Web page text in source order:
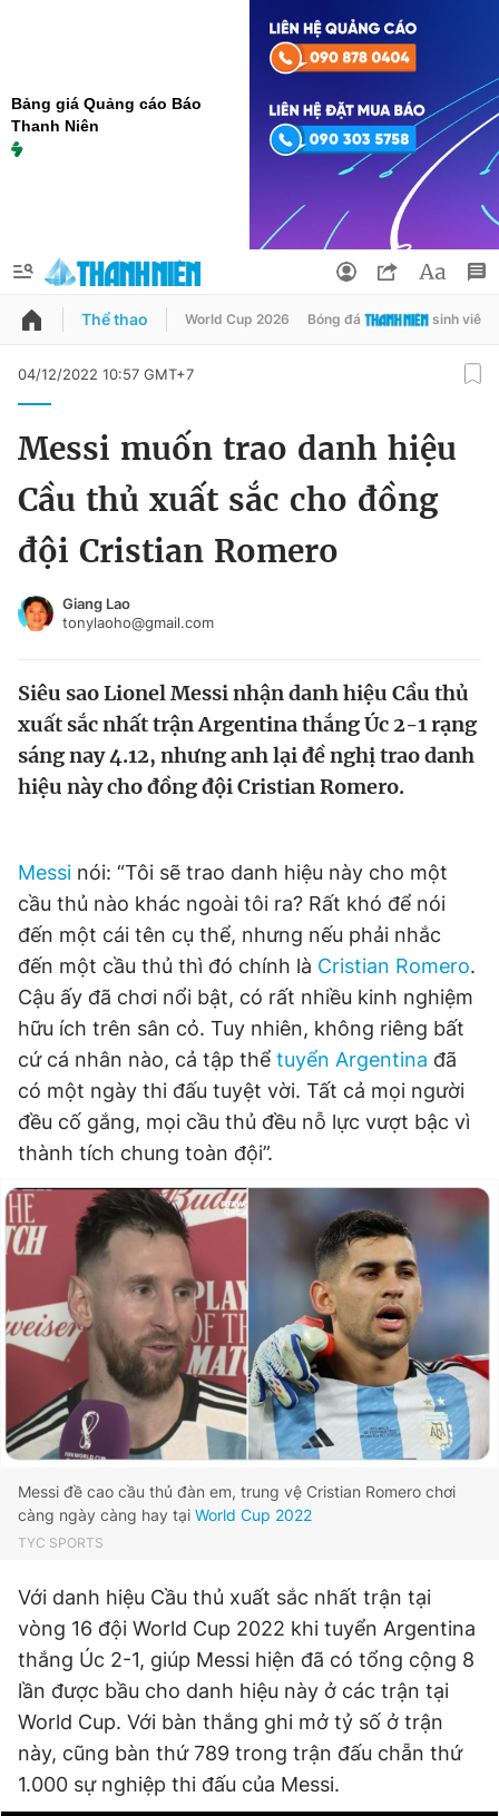
Bảng giá Quảng cáo Báo
Thanh Niên
QUẢNG CÁO ĐẶT BÁO
Chào ngày mới
Video Magazine
Sản phẩm khác
Thông tin tòa soạn Liên hệ quảng cáo
Đọc Thanh Niên trên điện thoại
Theo dõi báo trên
Hotline
0906 645 777
Liên hệ quảng cáo
0908 780 404
Đặt báo Quảng cáo RSS Tòa soạn Chính sách bảo
Tổng biên tập: Nguyễn Ngọc Toàn
Phó tổng biên tập thường trực: Hải Thành
Phó tổng biên tập: Lâm Hiếu Dũng
Phó tổng biên tập: Trần Việt Hưng
Giấy phép xuất bản số 110/GP - BTTTT cấp ngày 24.3.2020
© 2003-2026 Bản quyền thuộc về Báo Thanh Niên. Cấm sao
Đổi mật khẩu
Tin đã lưu
Tin đã xem
Đăng xuất
Thể thao World Cup 2026 Bóng đá sinh viên
04/12/2022 10:57 GMT+7
Messi muốn trao danh hiệu
Cầu thủ xuất sắc cho đồng
đội Cristian Romero
Giang Lao
tonylaoho@gmail.com
Siêu sao Lionel Messi nhận danh hiệu Cầu thủ
xuất sắc nhất trận Argentina thắng Úc 2-1 rạng
sáng nay 4.12, nhưng anh lại đề nghị trao danh
hiệu này cho đồng đội Cristian Romero.
Messi nói: “Tôi sẽ trao danh hiệu này cho một
cầu thủ nào khác ngoài tôi ra? Rất khó để nói
đến một cái tên cụ thể, nhưng nếu phải nhắc
đến một cầu thủ thì đó chính là Cristian Romero.
Cậu ấy đã chơi nổi bật, có rất nhiều kinh nghiệm
hữu ích trên sân cỏ. Tuy nhiên, không riêng bất
cứ cá nhân nào, cả tập thể tuyển Argentina đã
có một ngày thi đấu tuyệt vời. Tất cả mọi người
đều cố gắng, mọi cầu thủ đều nỗ lực vượt bậc vì
thành tích chung toàn đội”.
Messi đề cao cầu thủ đàn em, trung vệ Cristian Romero chơi
càng ngày càng hay tại World Cup 2022
TYC SPORTS
Với danh hiệu Cầu thủ xuất sắc nhất trận tại
vòng 16 đội World Cup 2022 khi tuyển Argentina
thắng Úc 2-1, giúp Messi hiện đã có tổng cộng 8
lần được bầu cho danh hiệu này ở các trận tại
World Cup. Với bàn thắng ghi mở tỷ số ở trận
này, cũng bàn thứ 789 trong trận đấu chẵn thứ
1.000 sự nghiệp thi đấu của Messi.